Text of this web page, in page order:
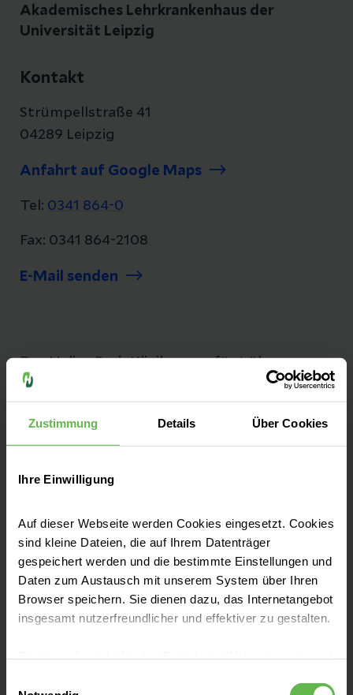
Zustimmung Details Über Cookies
Ihre Einwilligung
Auf dieser Webseite werden Cookies eingesetzt. Cookies
sind kleine Dateien, die auf Ihrem Datenträger
gespeichert werden und die bestimmte Einstellungen und
Daten zum Austausch mit unserem System über Ihren
Browser speichern. Sie dienen dazu, das Internetangebot
insgesamt nutzerfreundlicher und effektiver zu gestalten.
Akademisches Lehrkrankenhaus der
Universität Leipzig
Kontakt
Strümpellstraße 41
04289 Leipzig
Anfahrt auf Google Maps
Tel: 0341 864-0
Fax: 0341 864-2108
E-Mail senden
Das Helios Park-Klinikum verfügt über
mehrere Standorte in Leipzig und
Außenstellen in Torgau, Borna und Wurzen.
Mehr zu den Standorten finden Sie in unserer
Routenbeschreibung.
Leistungen finden
Besucherinformationen